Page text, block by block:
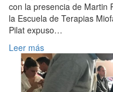
con la presencia de Martin
la Escuela de Terapias
Pilat expuso…
Leer más